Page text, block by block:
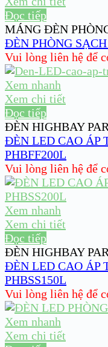
Đọc tiếp
MÁNG ĐÈN
ĐÈN PHÒNG
Vui lòng liên hệ để
Xem nhanh
Xem chi tiết
Đọc tiếp
ĐÈN HIGHBAY
ĐÈN LED CAO ÁP
PHBFF200L
Vui lòng liên hệ để
Xem nhanh
Xem chi tiết
Đọc tiếp
ĐÈN HIGHBAY
ĐÈN LED CAO ÁP
PHBSS150L
Vui lòng liên hệ để
Xem nhanh
Xem chi tiết